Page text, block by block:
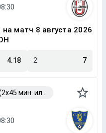
матч 8 августа 2026
4.18 2 7